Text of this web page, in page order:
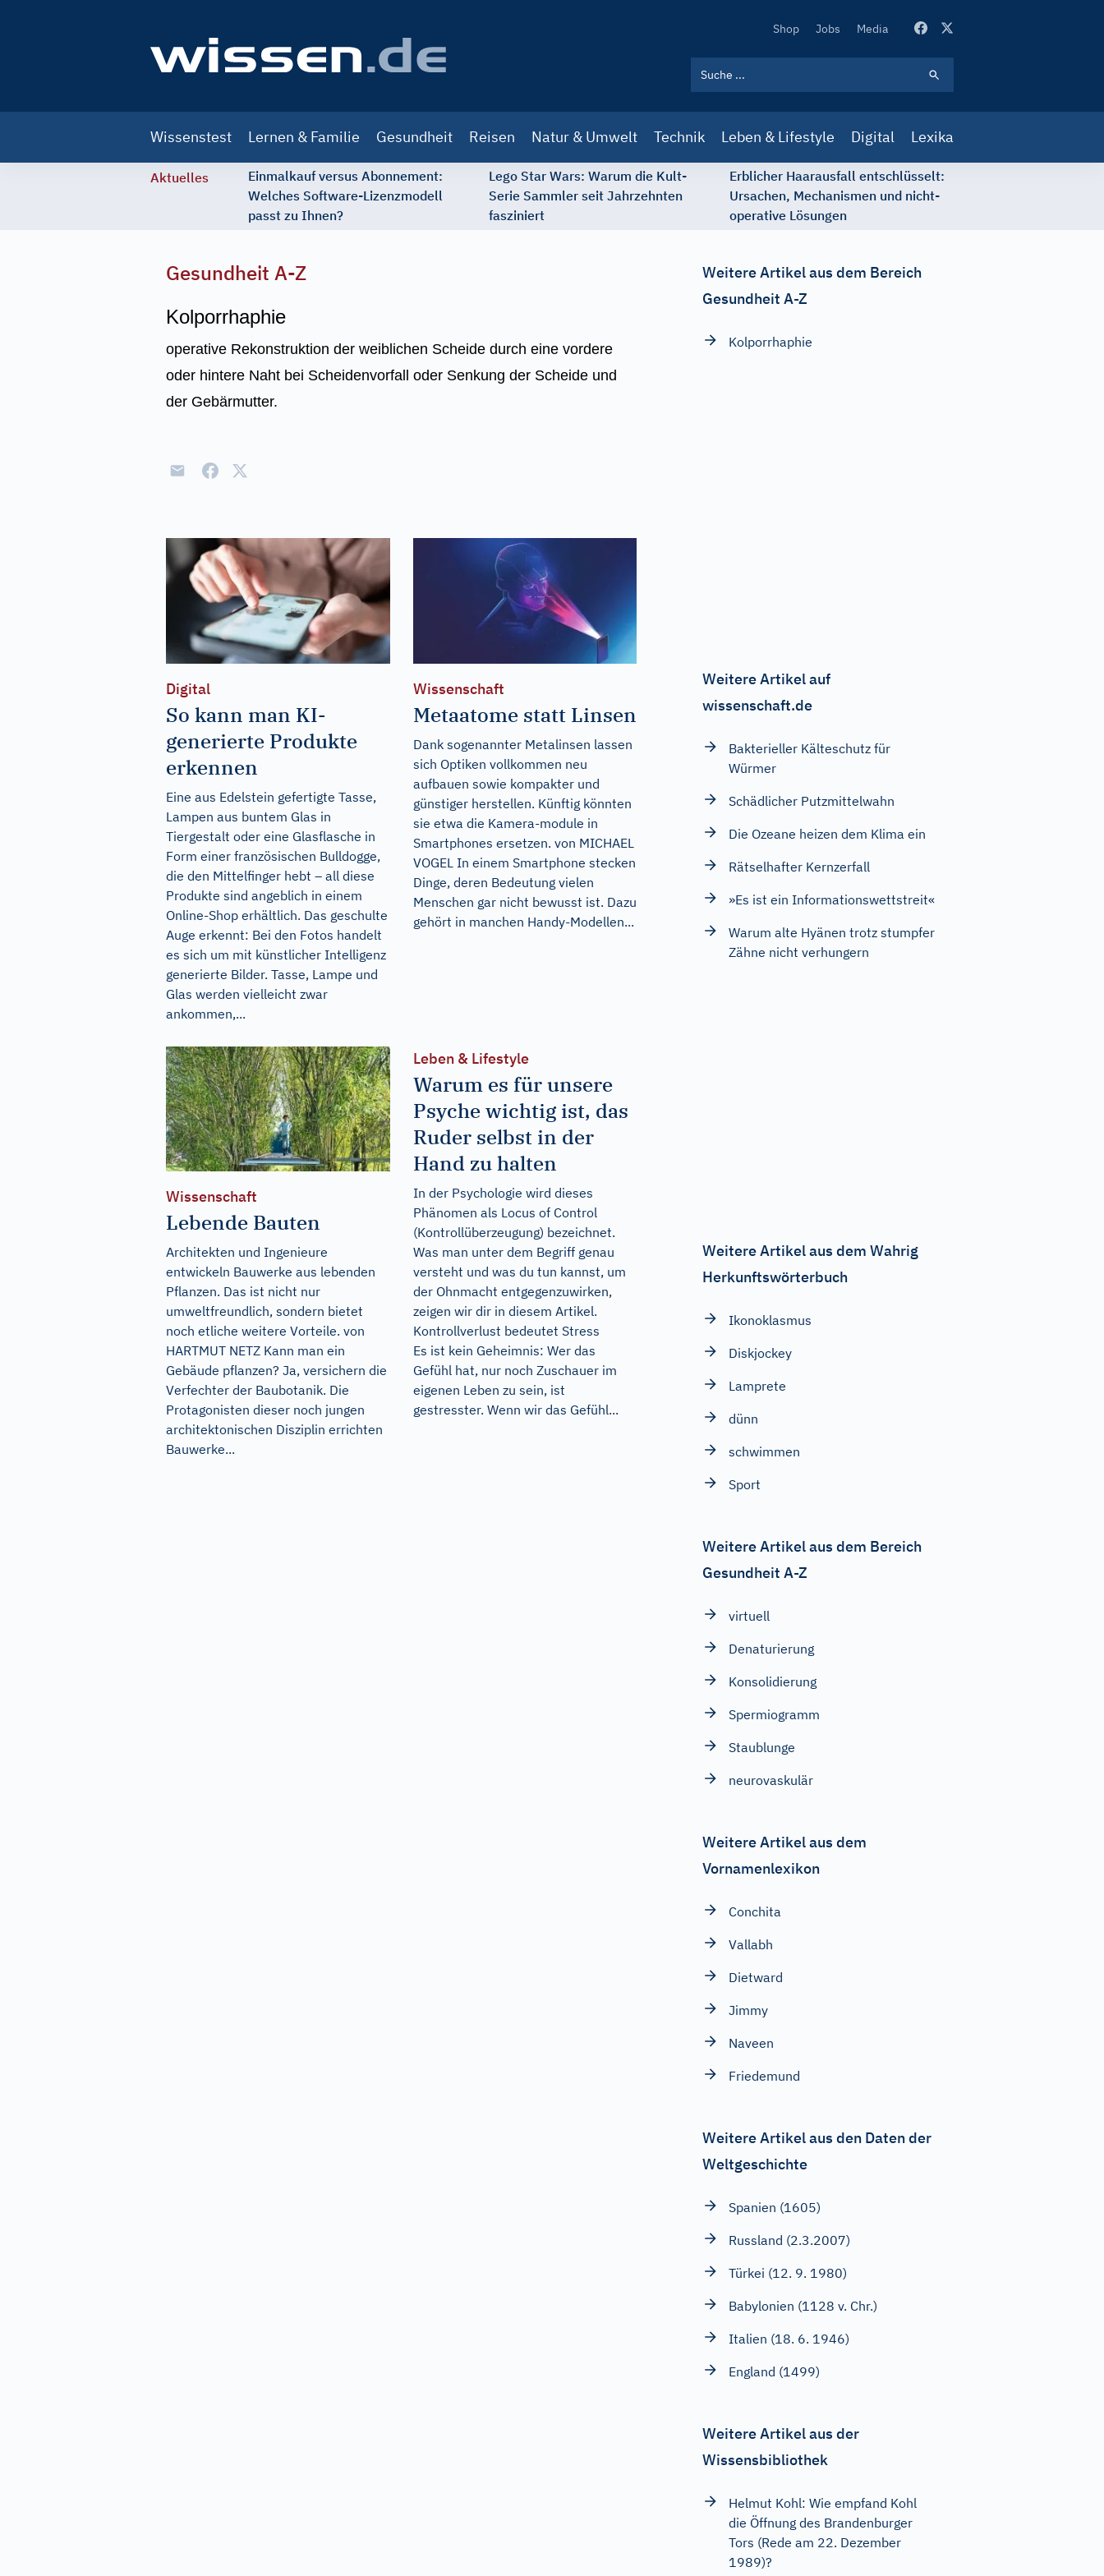
Secondary
Shop Jobs Media
navigation
Wissenstest Lernen & Familie Gesundheit Reisen Natur & Umwelt Technik Leben & Lifestyle Digital Lexika
Aktuelles
Einmalkauf versus Abonnement:
Welches Software-Lizenzmodell
passt zu Ihnen?
Lego Star Wars: Warum die Kult-
Serie Sammler seit Jahrzehnten
fasziniert
Erblicher Haarausfall entschlüsselt:
Ursachen, Mechanismen und nicht-
operative Lösungen
Gesundheit A-Z
Kolporrhaphie
operative Rekonstruktion der weiblichen Scheide durch eine vordere
oder hintere Naht bei Scheidenvorfall oder Senkung der Scheide und
der Gebärmutter.
Digital
So kann man KI-
generierte Produkte
erkennen
Eine aus Edelstein gefertigte Tasse,
Lampen aus buntem Glas in
Tiergestalt oder eine Glasflasche in
Form einer französischen Bulldogge,
die den Mittelfinger hebt – all diese
Produkte sind angeblich in einem
Online-Shop erhältlich. Das geschulte
Auge erkennt: Bei den Fotos handelt
es sich um mit künstlicher Intelligenz
generierte Bilder. Tasse, Lampe und
Glas werden vielleicht zwar
ankommen,...
Wissenschaft
Metaatome statt Linsen
Dank sogenannter Metalinsen lassen
sich Optiken vollkommen neu
aufbauen sowie kompakter und
günstiger herstellen. Künftig könnten
sie etwa die Kamera-module in
Smartphones ersetzen. von MICHAEL
VOGEL In einem Smartphone stecken
Dinge, deren Bedeutung vielen
Menschen gar nicht bewusst ist. Dazu
gehört in manchen Handy-Modellen...
Wissenschaft
Lebende Bauten
Architekten und Ingenieure
entwickeln Bauwerke aus lebenden
Pflanzen. Das ist nicht nur
umweltfreundlich, sondern bietet
noch etliche weitere Vorteile. von
HARTMUT NETZ Kann man ein
Gebäude pflanzen? Ja, versichern die
Verfechter der Baubotanik. Die
Protagonisten dieser noch jungen
architektonischen Disziplin errichten
Bauwerke...
Leben & Lifestyle
Warum es für unsere
Psyche wichtig ist, das
Ruder selbst in der
Hand zu halten
In der Psychologie wird dieses
Phänomen als Locus of Control
(Kontrollüberzeugung) bezeichnet.
Was man unter dem Begriff genau
versteht und was du tun kannst, um
der Ohnmacht entgegenzuwirken,
zeigen wir dir in diesem Artikel.
Kontrollverlust bedeutet Stress
Es ist kein Geheimnis: Wer das
Gefühl hat, nur noch Zuschauer im
eigenen Leben zu sein, ist
gestresster. Wenn wir das Gefühl...
Weitere Artikel aus dem Bereich
Gesundheit A-Z
Kolporrhaphie
Weitere Artikel auf
wissenschaft.de
Bakterieller Kälteschutz für
Würmer
Schädlicher Putzmittelwahn
Die Ozeane heizen dem Klima ein
Rätselhafter Kernzerfall
»Es ist ein Informationswettstreit«
Warum alte Hyänen trotz stumpfer
Zähne nicht verhungern
Weitere Artikel aus dem Wahrig
Herkunftswörterbuch
Ikonoklasmus
Diskjockey
Lamprete
dünn
schwimmen
Sport
Weitere Artikel aus dem Bereich
Gesundheit A-Z
virtuell
Denaturierung
Konsolidierung
Spermiogramm
Staublunge
neurovaskulär
Weitere Artikel aus dem
Vornamenlexikon
Conchita
Vallabh
Dietward
Jimmy
Naveen
Friedemund
Weitere Artikel aus den Daten der
Weltgeschichte
Spanien (1605)
Russland (2.3.2007)
Türkei (12. 9. 1980)
Babylonien (1128 v. Chr.)
Italien (18. 6. 1946)
England (1499)
Weitere Artikel aus der
Wissensbibliothek
Helmut Kohl: Wie empfand Kohl
die Öffnung des Brandenburger
Tors (Rede am 22. Dezember
1989)?